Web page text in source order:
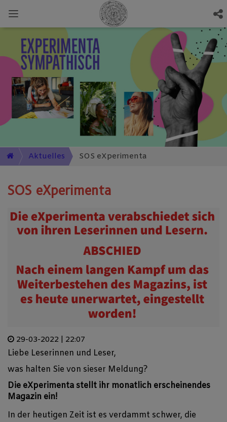
Aktuelles SOS eXperimenta
SOS eXperimenta
29-03-2022 | 22:07
Liebe Leserinnen und Leser,
was halten Sie von sieser Meldung?
Die eXperimenta stellt ihr monatlich erscheinendes
Magazin ein!
In der heutigen Zeit ist es verdammt schwer, die